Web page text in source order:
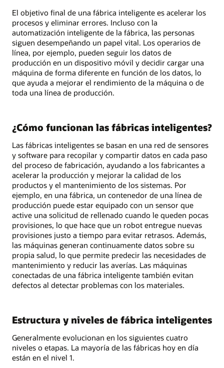
El objetivo final de una fábrica inteligente es acelerar los
procesos y eliminar errores. Incluso con la
automatización inteligente de la fábrica, las personas
siguen desempeñando un papel vital. Los operarios de
línea, por ejemplo, pueden seguir los datos de
producción en un dispositivo móvil y decidir cargar una
máquina de forma diferente en función de los datos, lo
que ayuda a mejorar el rendimiento de la máquina o de
toda una línea de producción.
¿Cómo funcionan las fábricas inteligentes?
Las fábricas inteligentes se basan en una red de sensores
y software para recopilar y compartir datos en cada paso
del proceso de fabricación, ayudando a los fabricantes a
acelerar la producción y mejorar la calidad de los
productos y el mantenimiento de los sistemas. Por
ejemplo, en una fábrica, un contenedor de una línea de
producción puede estar equipado con un sensor que
active una solicitud de rellenado cuando le queden pocas
provisiones, lo que hace que un robot entregue nuevas
provisiones justo a tiempo para evitar retrasos. Además,
las máquinas generan continuamente datos sobre su
propia salud, lo que permite predecir las necesidades de
mantenimiento y reducir las averías. Las máquinas
conectadas de una fábrica inteligente también evitan
defectos al detectar problemas con los materiales.
Estructura y niveles de fábrica inteligentes
Generalmente evolucionan en los siguientes cuatro
niveles o etapas. La mayoría de las fábricas hoy en día
están en el nivel 1.